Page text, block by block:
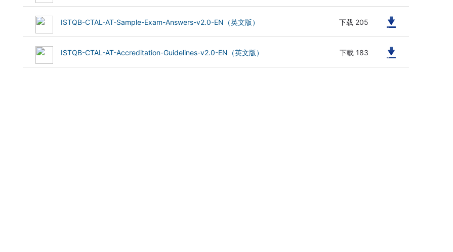
(133.3 kB)ISTQB-CTAL-AT-Sample-Exam-Answers-v2.0-EN（英文版） 下载 205
(86.38 kB)ISTQB-CTAL-AT-Accreditation-Guidelines-v2.0-EN（英文版） 下载 183